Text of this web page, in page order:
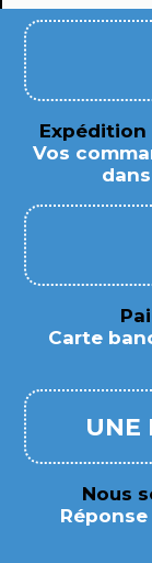
Expédition
Vos
Carte
UNE
Nous